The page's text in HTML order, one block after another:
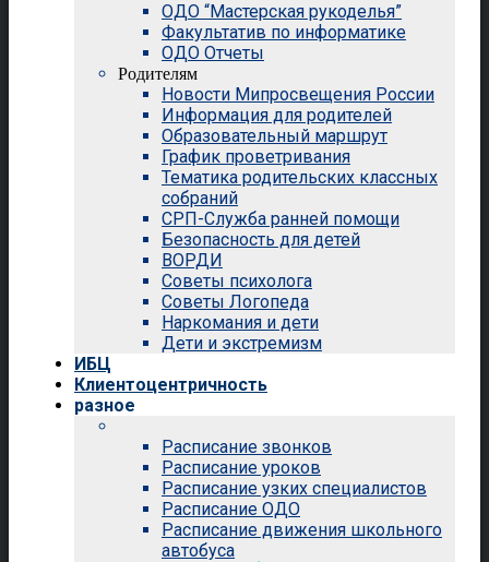
ОДО “Мастерская рукоделья”
Факультатив по информатике
ОДО Отчеты
Родителям
Новости Мипросвещения России
Информация для родителей
Образовательный маршрут
График проветривания
Тематика родительских классных
собраний
СРП-Служба ранней помощи
Безопасность для детей
ВОРДИ
Советы психолога
Советы Логопеда
Наркомания и дети
Дети и экстремизм
ИБЦ
Клиентоцентричность
разное
Расписание звонков
Расписание уроков
Расписание узких специалистов
Расписание ОДО
Расписание движения школьного
автобуса